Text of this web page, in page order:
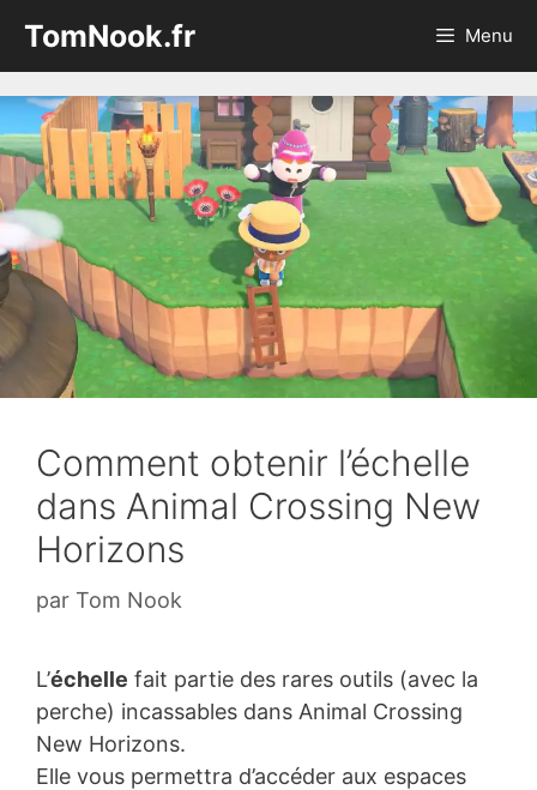
contenu
TomNook.fr Menu
Comment obtenir l’échelle
dans Animal Crossing New
Horizons
par Tom Nook
L’échelle fait partie des rares outils (avec la
perche) incassables dans Animal Crossing
New Horizons.
Elle vous permettra d’accéder aux espaces